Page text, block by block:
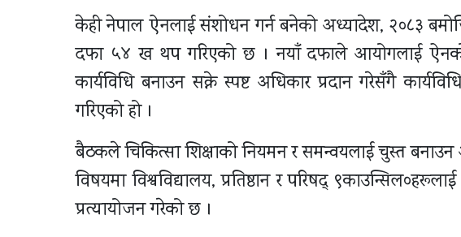
केही नेपाल ऐनलाई संशोधन गर्न बनेको अध्यादेश, २०८३
दफा ५४ ख थप गरिएको छ । नयाँ दफाले आयोगलाई
कार्यविधि बनाउन सक्ने स्पष्ट अधिकार प्रदान गरेसँगै
गरिएको हो ।
बैठकले चिकित्सा शिक्षाको नियमन र समन्वयलाई चुस्त बनाउन
विषयमा विश्वविद्यालय, प्रतिष्ठान र परिषद्
प्रत्यायोजन गरेको छ ।